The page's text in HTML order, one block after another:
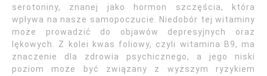
serotoniny, znanej jako hormon szczęścia, która
wpływa na nasze samopoczucie. Niedobór tej witaminy
może prowadzić do objawów depresyjnych oraz
lękowych. Z kolei kwas foliowy, czyli witamina B9, ma
znaczenie dla zdrowia psychicznego, a jego niski
poziom może być związany z wyższym ryzykiem